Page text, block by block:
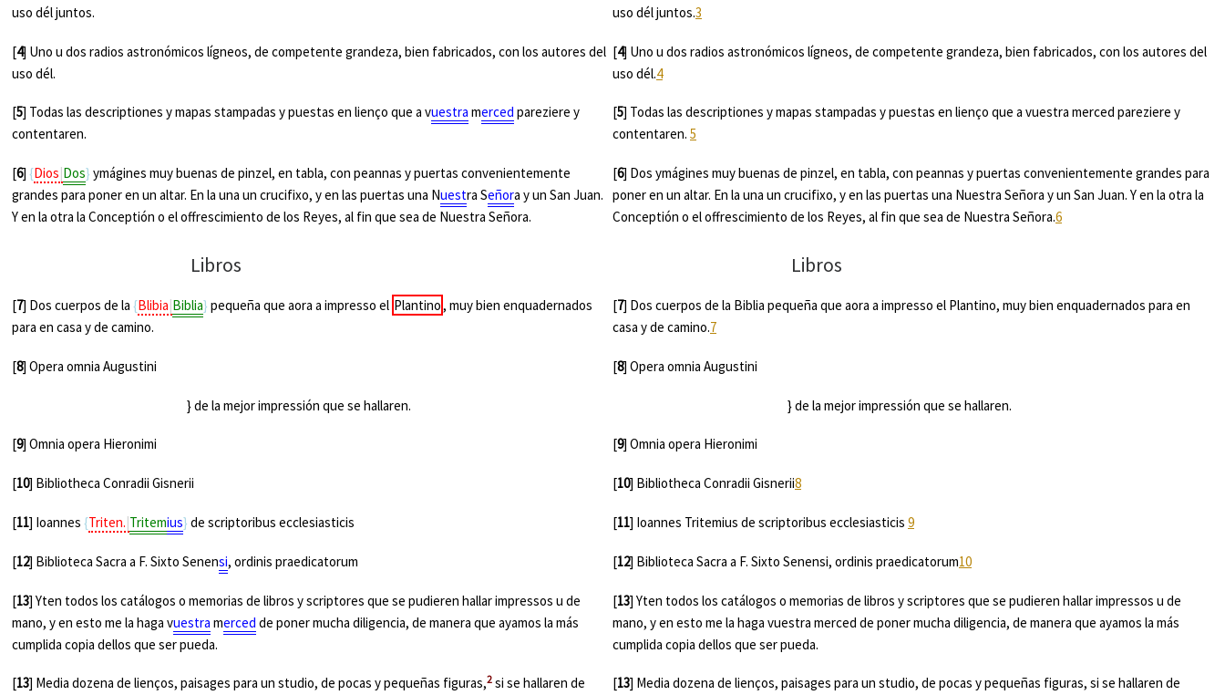
uso dél juntos.
[4] Uno u dos radios astronómicos lígneos, de competente grandeza, bien fabricados, con los autores del
uso dél.
[5] Todas las descriptiones y mapas stampadas y puestas en lienço que a vuestra merced pareziere y
contentaren.
[6] Dios Dos ymágines muy buenas de pinzel, en tabla, con peannas y puertas convenientemente
grandes para poner en un altar. En la una un crucifixo, y en las puertas una Nuestra Señora y un San Juan.
Y en la otra la Conceptión o el offrescimiento de los Reyes, al fin que sea de Nuestra Señora.
Libros
[7] Dos cuerpos de la Blibia Biblia pequeña que aora a impresso el Plantino, muy bien enquadernados
para en casa y de camino.
[8] Opera omnia Augustini
} de la mejor impressión que se hallaren.
[9] Omnia opera Hieronimi
[10] Bibliotheca Conradii Gisnerii
[11] Ioannes Triten. Tritemius de scriptoribus ecclesiasticis
[12] Biblioteca Sacra a F. Sixto Senensi, ordinis praedicatorum
[13] Yten todos los catálogos o memorias de libros y scriptores que se pudieren hallar impressos u de
mano, y en esto me la haga vuestra merced de poner mucha diligencia, de manera que ayamos la más
cumplida copia dellos que ser pueda.
[13] Media dozena de lienços, paisages para un studio, de pocas y pequeñas figuras,2 si se hallaren de
uso dél juntos.3
[4] Uno u dos radios astronómicos lígneos, de competente grandeza, bien fabricados, con los autores del
uso dél.4
[5] Todas las descriptiones y mapas stampadas y puestas en lienço que a vuestra merced pareziere y
contentaren. 5
[6] Dos ymágines muy buenas de pinzel, en tabla, con peannas y puertas convenientemente grandes para
poner en un altar. En la una un crucifixo, y en las puertas una Nuestra Señora y un San Juan. Y en la otra la
Conceptión o el offrescimiento de los Reyes, al fin que sea de Nuestra Señora.6
Libros
[7] Dos cuerpos de la Biblia pequeña que aora a impresso el Plantino, muy bien enquadernados para en
casa y de camino.7
[8] Opera omnia Augustini
} de la mejor impressión que se hallaren.
[9] Omnia opera Hieronimi
[10] Bibliotheca Conradii Gisnerii8
[11] Ioannes Tritemius de scriptoribus ecclesiasticis 9
[12] Biblioteca Sacra a F. Sixto Senensi, ordinis praedicatorum10
[13] Yten todos los catálogos o memorias de libros y scriptores que se pudieren hallar impressos u de
mano, y en esto me la haga vuestra merced de poner mucha diligencia, de manera que ayamos la más
cumplida copia dellos que ser pueda.
[13] Media dozena de lienços, paisages para un studio, de pocas y pequeñas figuras, si se hallaren de